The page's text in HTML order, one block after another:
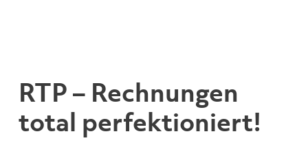
RTP – Rechnungen
total perfektioniert!